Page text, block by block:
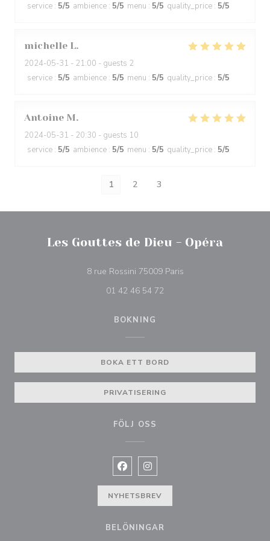
service : 5/5 ambience : 5/5 menu : 5/5 quality_price : 5/5
michelle L
2024-05-31 - 21:00 - guests 2
service : 5/5 ambience : 5/5 menu : 5/5 quality_price : 5/5
Antoine M
2024-05-31 - 20:30 - guests 10
service : 5/5 ambience : 5/5 menu : 5/5 quality_price : 5/5
1 2 3
Les Gouttes de Dieu - Opéra
8 rue Rossini 75009 Paris((öppnas i ett nytt
01 42 46 54 72
BOKNING
BOKA ETT BORD
PRIVATISERING
FÖLJ OSS
Facebook ((öppnas i ett nytt
Instagram ((öppnas i ett nytt
NYHETSBREV
BELÖNINGAR